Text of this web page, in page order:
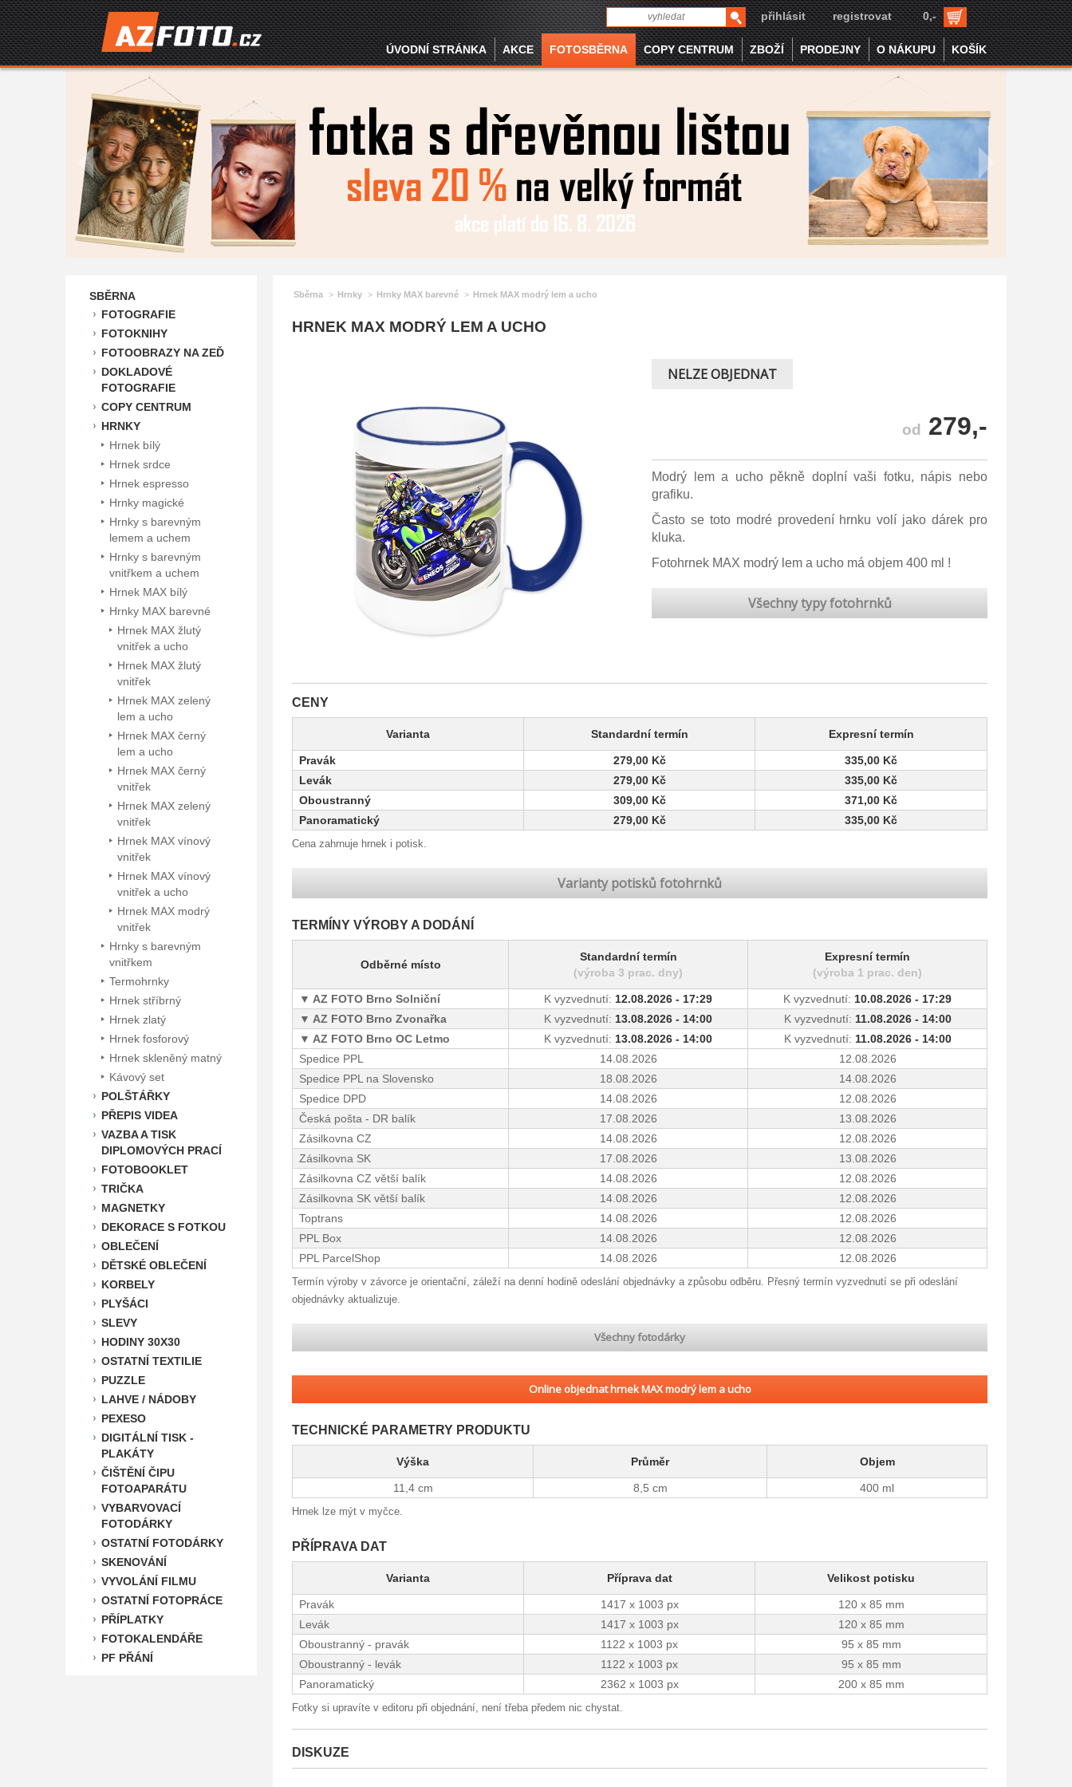
přihlásit registrovat 0,-
ÚVODNÍ STRÁNKA AKCE FOTOSBĚRNA COPY CENTRUM ZBOŽÍ PRODEJNY O NÁKUPU KOŠÍK
SBĚRNA
FOTOGRAFIE
FOTOKNIHY
FOTOOBRAZY NA ZEĎ
DOKLADOVÉ
FOTOGRAFIE
COPY CENTRUM
HRNKY
Hrnek bílý
Hrnek srdce
Hrnek espresso
Hrnky magické
Hrnky s barevným
lemem a uchem
Hrnky s barevným
vnitřkem a uchem
Hrnek MAX bílý
Hrnky MAX barevné
Hrnek MAX žlutý
vnitřek a ucho
Hrnek MAX žlutý
vnitřek
Hrnek MAX zelený
lem a ucho
Hrnek MAX černý
lem a ucho
Hrnek MAX černý
vnitřek
Hrnek MAX zelený
vnitřek
Hrnek MAX vínový
vnitřek
Hrnek MAX vínový
vnitřek a ucho
Hrnek MAX modrý
vnitřek
Hrnky s barevným
vnitřkem
Termohrnky
Hrnek stříbrný
Hrnek zlatý
Hrnek fosforový
Hrnek skleněný matný
Kávový set
POLŠTÁŘKY
PŘEPIS VIDEA
VAZBA A TISK
DIPLOMOVÝCH PRACÍ
FOTOBOOKLET
TRIČKA
MAGNETKY
DEKORACE S FOTKOU
OBLEČENÍ
DĚTSKÉ OBLEČENÍ
KORBELY
PLYŠÁCI
SLEVY
HODINY 30X30
OSTATNÍ TEXTILIE
PUZZLE
LAHVE / NÁDOBY
PEXESO
DIGITÁLNÍ TISK -
PLAKÁTY
ČIŠTĚNÍ ČIPU
FOTOAPARÁTU
VYBARVOVACÍ
FOTODÁRKY
OSTATNÍ FOTODÁRKY
SKENOVÁNÍ
VYVOLÁNÍ FILMU
OSTATNÍ FOTOPRÁCE
PŘÍPLATKY
FOTOKALENDÁŘE
PF PŘÁNÍ
Sběrna Hrnky Hrnky MAX barevné Hrnek MAX modrý lem a ucho
HRNEK MAX MODRÝ LEM A UCHO
NELZE OBJEDNAT
od 279,-
Modrý lem a ucho pěkně doplní vaši fotku, nápis nebo
grafiku.
Často se toto modré provedení hrnku volí jako dárek pro
kluka.
Fotohrnek MAX modrý lem a ucho má objem 400 ml !
Všechny typy fotohrnků
CENY
Varianta Standardní termín Expresní termín
Pravák 279,00 Kč
335,00 Kč
Levák
279,00 Kč
335,00 Kč
Oboustranný
309,00 Kč
371,00 Kč
Panoramatický
279,00 Kč 335,00 Kč
Cena zahrnuje hrnek i potisk.
Varianty potisků fotohrnků
TERMÍNY VÝROBY A DODÁNÍ
Odběrné místo
Standardní termín
(výroba 3 prac. dny)
Expresní termín
(výroba 1 prac. den)
AZ FOTO Brno Solniční K vyzvednutí: 12.08.2026 - 17:29 K vyzvednutí: 10.08.2026 - 17:29
AZ FOTO Brno Zvonařka
K vyzvednutí: 13.08.2026 - 14:00 K vyzvednutí: 11.08.2026 - 14:00
AZ FOTO Brno OC Letmo
K vyzvednutí: 13.08.2026 - 14:00 K vyzvednutí: 11.08.2026 - 14:00
Spedice PPL
14.08.2026
12.08.2026
Spedice PPL na Slovensko
18.08.2026
14.08.2026
Spedice DPD
14.08.2026
12.08.2026
Česká pošta - DR balík
17.08.2026
13.08.2026
Zásilkovna CZ
14.08.2026
12.08.2026
Zásilkovna SK
17.08.2026
13.08.2026
Zásilkovna CZ větší balík
14.08.2026
12.08.2026
Zásilkovna SK větší balík
14.08.2026
12.08.2026
Toptrans
14.08.2026
12.08.2026
PPL Box
14.08.2026
12.08.2026
PPL ParcelShop
14.08.2026 12.08.2026
Termín výroby v závorce je orientační, záleží na denní hodině odeslání objednávky a způsobu odběru. Přesný termín vyzvednutí se při odeslání
objednávky aktualizuje.
Všechny fotodárky
Online objednat hrnek MAX modrý lem a ucho
TECHNICKÉ PARAMETRY PRODUKTU
Výška Průměr Objem
11,4 cm 8,5 cm 400 ml
Hrnek lze mýt v myčce.
PŘÍPRAVA DAT
Varianta Příprava dat Velikost potisku
Pravák 1417 x 1003 px
120 x 85 mm
Levák
1417 x 1003 px
120 x 85 mm
Oboustranný - pravák
1122 x 1003 px
95 x 85 mm
Oboustranný - levák
1122 x 1003 px
95 x 85 mm
Panoramatický
2362 x 1003 px 200 x 85 mm
Fotky si upravíte v editoru při objednání, není třeba předem nic chystat.
DISKUZE